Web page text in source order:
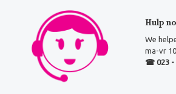
Hulp
We
ma-vr
☎ 023 -